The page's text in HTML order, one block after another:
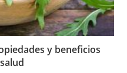
y beneficios